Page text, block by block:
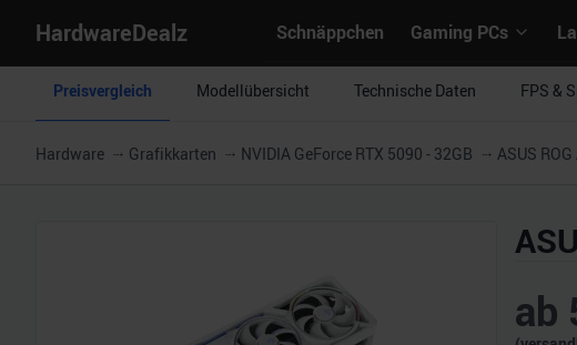
HardwareDealz Schnäppchen Gaming PCs
Preisvergleich Modellübersicht Technische Daten FPS &
Hardware Grafikkarten NVIDIA GeForce RTX 5090 - 32GB ASUS
ab